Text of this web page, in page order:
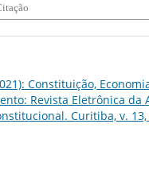
Constituição,
Revista Eletrônica da
Curitiba, v. 13,